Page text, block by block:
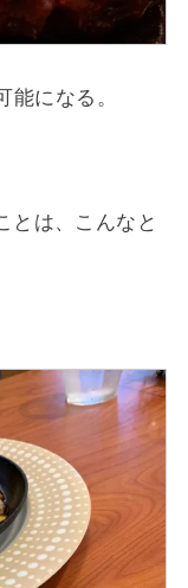
能になる。
とは、こんなと